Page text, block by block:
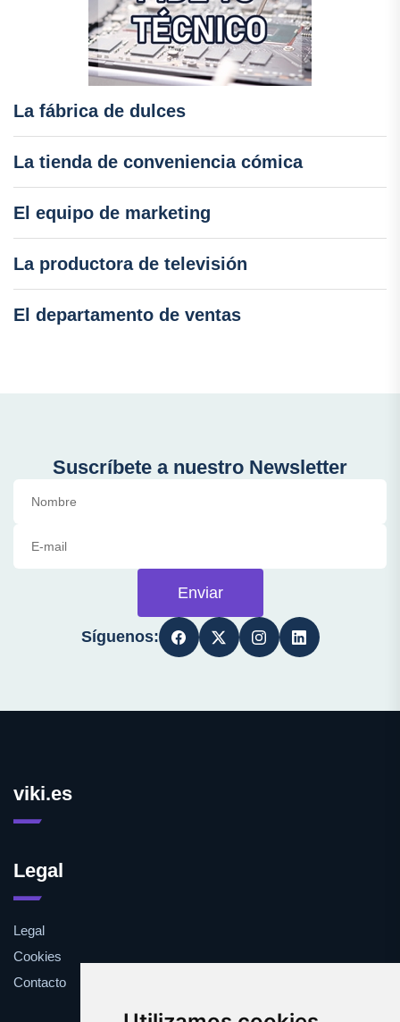
La fábrica de dulces
La tienda de conveniencia cómica
El equipo de marketing
La productora de televisión
El departamento de ventas
Suscríbete a nuestro Newsletter
Enviar
Síguenos:
viki.es
Legal
Legal
Cookies
Contacto